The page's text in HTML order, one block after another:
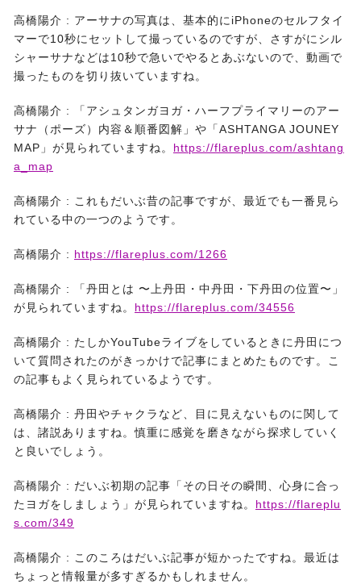
高橋陽介 : アーサナの写真は、基本的にiPhoneのセルフタイ
マーで10秒にセットして撮っているのですが、さすがにシル
シャーサナなどは10秒で急いでやるとあぶないので、動画で
撮ったものを切り抜いていますね。
高橋陽介 :
「アシュタンガヨガ・ハーフプライマリーのアー
サナ（ポーズ）内容＆順番図解」や「ASHTANGA JOUNEY
MAP」が見られていますね。 https://flareplus.com/ashtang
a_map
高橋陽介 : これもだいぶ昔の記事ですが、最近でも一番見ら
れている中の一つのようです。
高橋陽介 : https://flareplus.com/1266
高橋陽介 :
「丹田とは 〜上丹田・中丹田・下丹田の位置〜」
が見られていますね。 https://flareplus.com/34556
高橋陽介 : たしかYouTubeライブをしているときに丹田につ
いて質問されたのがきっかけで記事にまとめたものです。こ
の記事もよく見られているようです。
高橋陽介 : 丹田やチャクラなど、目に見えないものに関して
は、諸説ありますね。慎重に感覚を磨きながら探求していく
と良いでしょう。
高橋陽介 : だいぶ初期の記事「その日その瞬間、心身に合っ
たヨガをしましょう」が見られていますね。 https://flareplu
s.com/349
高橋陽介 : このころはだいぶ記事が短かったですね。最近は
ちょっと情報量が多すぎるかもしれません。